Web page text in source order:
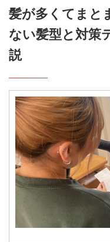
髪が多くてまと
ない髪型と対策
説